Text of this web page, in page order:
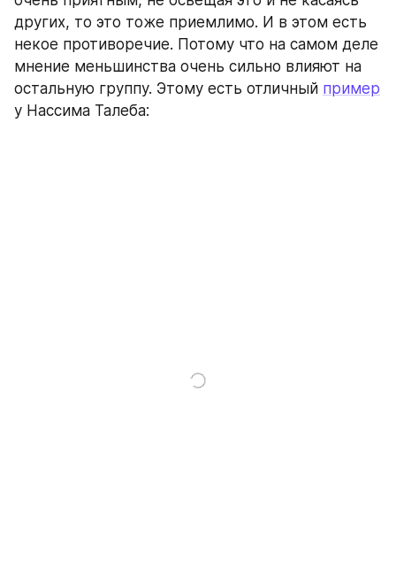
других, то это тоже приемлимо. И в этом есть
некое противоречие. Потому что на самом деле
мнение меньшинства очень сильно влияют на
остальную группу. Этому есть отличный пример
у Нассима Талеба: